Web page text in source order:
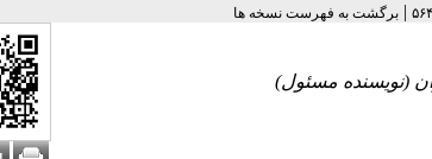
| برگشت به فهرست نسخه ها
(نویسنده مسئول)